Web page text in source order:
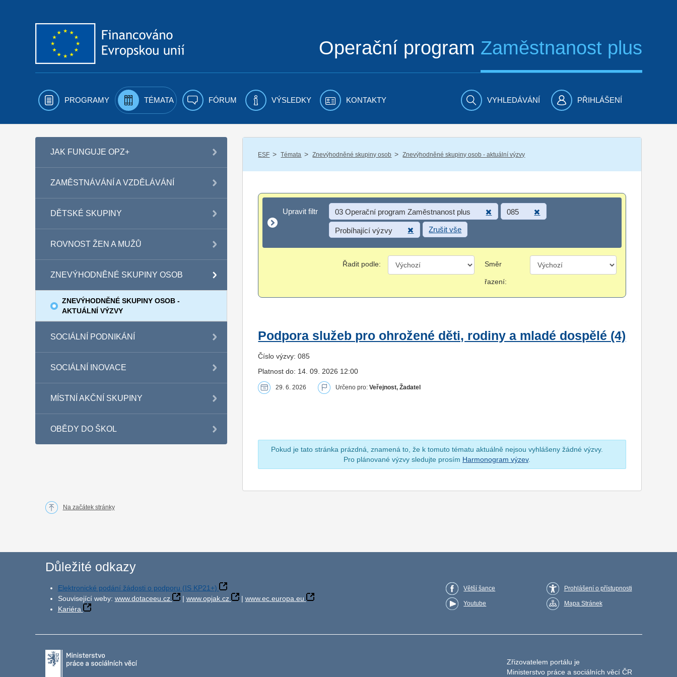
Operační program Zaměstnanost plus
PROGRAMY TÉMATA FÓRUM VÝSLEDKY KONTAKTY VYHLEDÁVÁNÍ PŘIHLÁŠENÍ
JAK FUNGUJE OPZ+
ZAMĚSTNÁVÁNÍ A VZDĚLÁVÁNÍ
DĚTSKÉ SKUPINY
ROVNOST ŽEN A MUŽŮ
ZNEVÝHODNĚNÉ SKUPINY OSOB
ZNEVÝHODNĚNÉ SKUPINY OSOB -
AKTUÁLNÍ VÝZVY
SOCIÁLNÍ PODNIKÁNÍ
SOCIÁLNÍ INOVACE
MÍSTNÍ AKČNÍ SKUPINY
OBĚDY DO ŠKOL
ESF / Témata / Znevýhodněné skupiny osob / Znevýhodněné skupiny osob - aktuální výzvy
Upravit filtr
Upravit filtr 03 Operační program Zaměstnanost plus 085
Probíhající výzvy Zrušit vše
Řadit podle: Směr
řazení:
Podpora služeb pro ohrožené děti, rodiny a mladé dospělé (4)
Číslo výzvy: 085
Platnost do: 14. 09. 2026 12:00
29. 6. 2026 Určeno pro:Veřejnost, Žadatel
Pokud je tato stránka prázdná, znamená to, že k tomuto tématu aktuálně nejsou vyhlášeny žádné výzvy.
Pro plánované výzvy sledujte prosím Harmonogram výzev.
Na začátek stránky
Důležité odkazy
Elektronické podání žádosti o podporu (IS KP21+)
Související weby: www.dotaceeu.cz | www.opjak.cz | www.ec.europa.eu
Kariéra
Větší šance
Youtube
Prohlášení o přístupnosti
Mapa Stránek
Zřizovatelem portálu je
Ministerstvo práce a sociálních věcí ČR